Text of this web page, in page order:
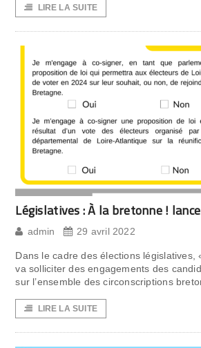
LIRE LA SUITE
Législatives : À la bretonne !
admin 29 avril 2022
Dans le cadre des élections législatives,
va solliciter des engagements des
sur l’ensemble des circonscriptions
LIRE LA SUITE